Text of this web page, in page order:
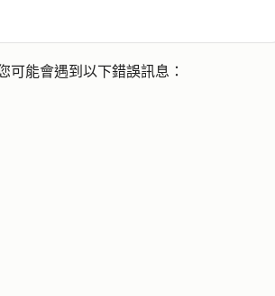
可能會遇到以下錯誤訊息：